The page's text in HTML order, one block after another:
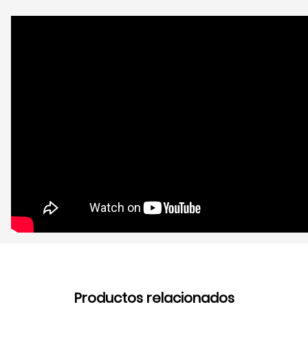
Productos relacionados